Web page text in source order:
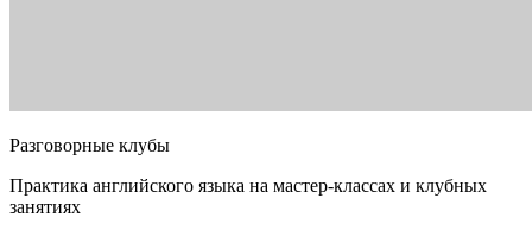
Разговорные клубы
Практика английского языка на мастер-классах и клубных
занятиях